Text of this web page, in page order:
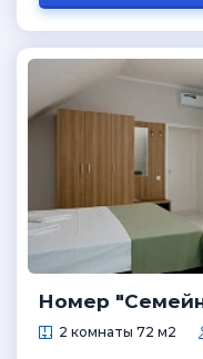
Номер
2 комнаты 72 м2